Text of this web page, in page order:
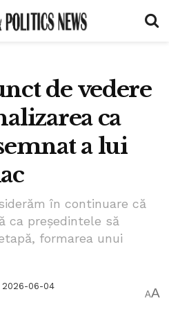
de vedere
ca
a lui
în continuare că
ca președintele să
formarea unui
2026-06-04
AA